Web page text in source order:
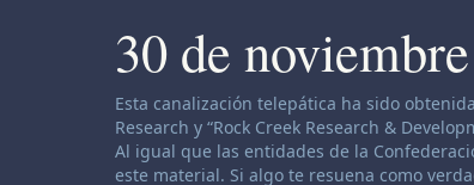
30 de
Descargo de responsabilidad de
Esta canalización telepática ha sido
Research y “Rock Creek Research &
Al igual que las entidades de la
este material. Si algo te resuena como